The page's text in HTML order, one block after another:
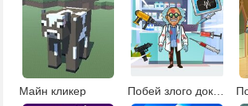
Майн кликер Побей злого доктора